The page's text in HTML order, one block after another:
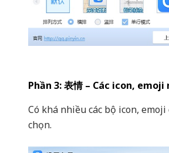
Phần 3: 表情 – Các icon,
Có khá nhiều các bộ icon,
chọn.